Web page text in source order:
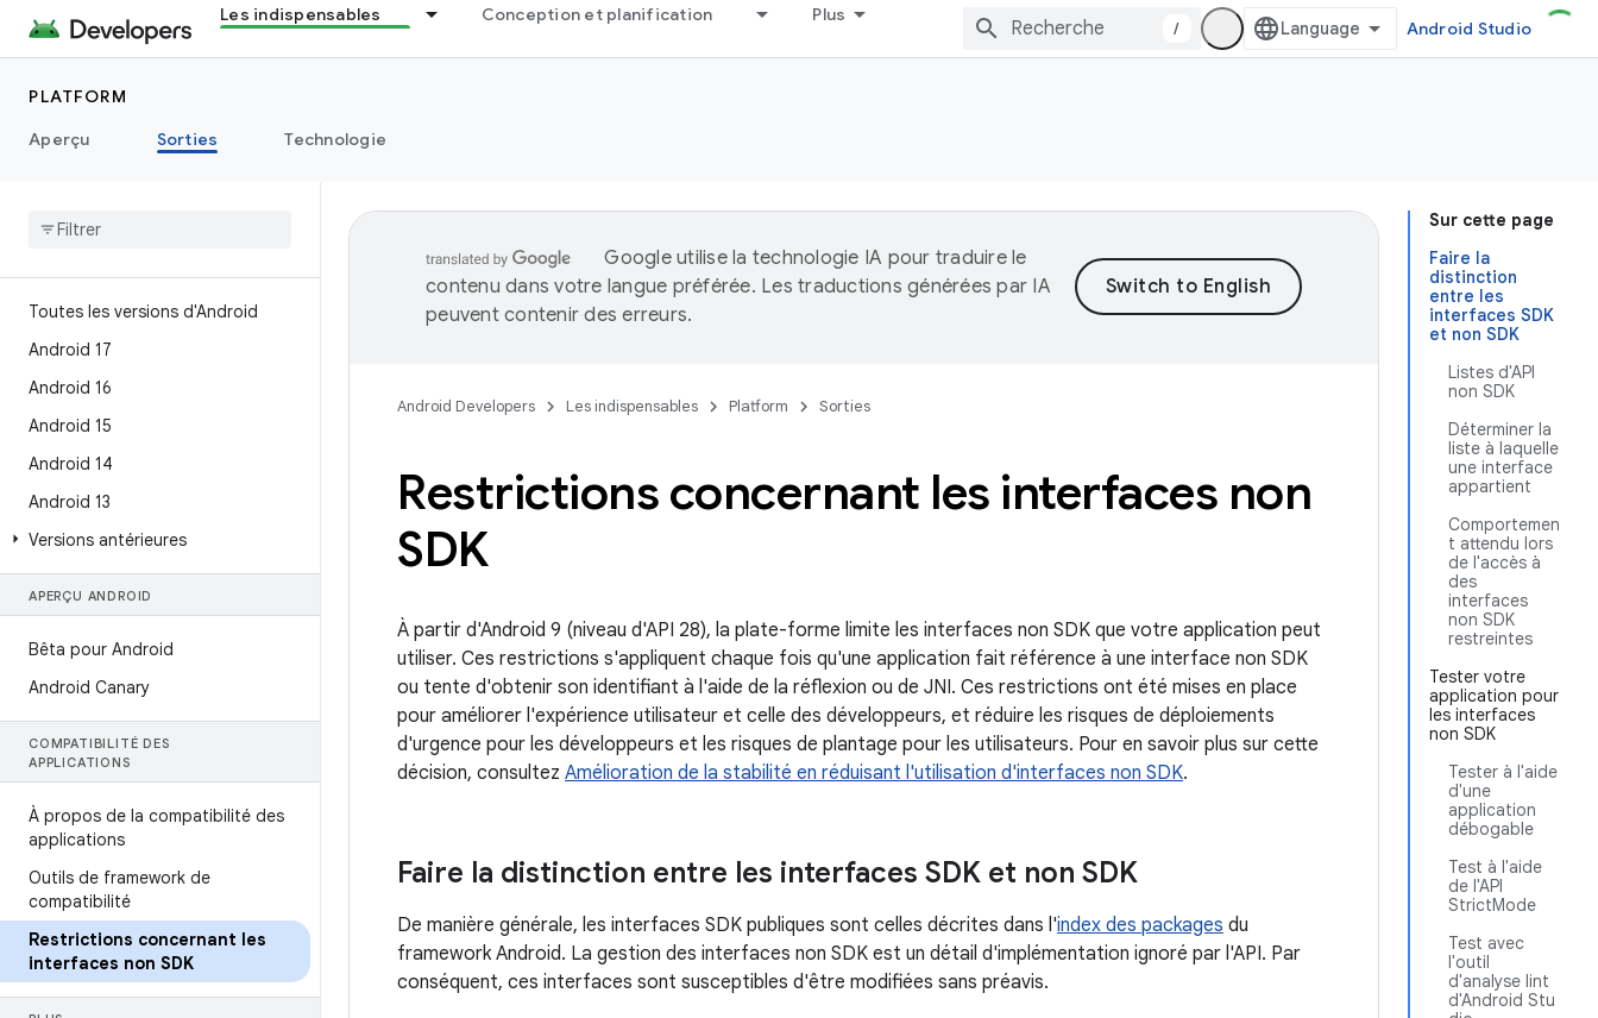
Les indispensables Conception et planification Plus
/ Android Studio
PLATFORM
Aperçu
Sorties Technologie
Toutes les versions d'Android
Android 17
Android 16
Android 15
Android 14
Android 13
Versions antérieures
APERÇU ANDROID
Bêta pour Android
Android Canary
COMPATIBILITÉ DES
APPLICATIONS
À propos de la compatibilité des
applications
Outils de framework de
compatibilité
Restrictions concernant les
interfaces non SDK
Sur cette page
Faire la
distinction
entre les
interfaces SDK
et non SDK
Listes d'API
non SDK
Déterminer la
liste à laquelle
une interface
appartient
Comportemen
t attendu lors
de l'accès à
des
interfaces
non SDK
restreintes
Tester votre
application pour
les interfaces
non SDK
Tester à l'aide
d'une
application
débogable
Test à l'aide
de l'API
StrictMode
Test avec
l'outil
d'analyse lint
d'Android Stu
Google utilise la technologie IA pour traduire le
contenu dans votre langue préférée. Les traductions générées par IA
peuvent contenir des erreurs.
Android Developers Les indispensables Platform Sorties
Restrictions concernant les interfaces non
SDK
À partir d'Android 9 (niveau d'API 28), la plate-forme limite les interfaces non SDK que votre application peut
utiliser. Ces restrictions s'appliquent chaque fois qu'une application fait référence à une interface non SDK
ou tente d'obtenir son identifiant à l'aide de la réflexion ou de JNI. Ces restrictions ont été mises en place
pour améliorer l'expérience utilisateur et celle des développeurs, et réduire les risques de déploiements
d'urgence pour les développeurs et les risques de plantage pour les utilisateurs. Pour en savoir plus sur cette
décision, consultez Amélioration de la stabilité en réduisant l'utilisation d'interfaces non SDK.
Faire la distinction entre les interfaces SDK et non SDK
De manière générale, les interfaces SDK publiques sont celles décrites dans l'index des packages du
framework Android. La gestion des interfaces non SDK est un détail d'implémentation ignoré par l'API. Par
conséquent, ces interfaces sont susceptibles d'être modifiées sans préavis.